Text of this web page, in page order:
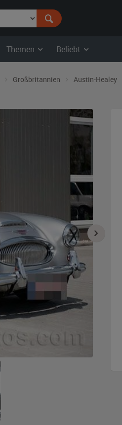
Themen Beliebt
Großbritannien Austin-Healey